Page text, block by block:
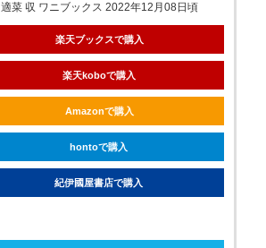
適菜 収 ワニブックス 2022年12月08日頃
楽天ブックスで購入
楽天koboで購入
Amazonで購入
hontoで購入
紀伊國屋書店で購入